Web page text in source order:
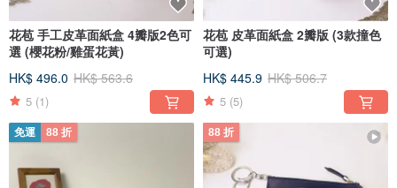
花苞 手工皮革面紙盒 4瓣版2色可
選 (櫻花粉/雞蛋花黃)
HK$ 496.0 HK$ 563.6
5 (1)
花苞 皮革面紙盒 2瓣版 (3款撞色
可選)
HK$ 445.9 HK$ 506.7
5 (5)
免運 88 折 88 折